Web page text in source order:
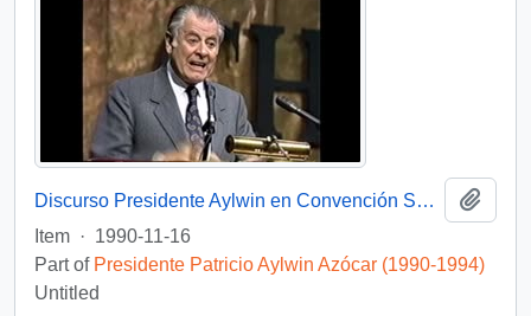
Discurso Presidente Aylwin en Convención Santiago: Video
Item · 1990-11-16
Part of Presidente Patricio Aylwin Azócar (1990-1994)
Untitled